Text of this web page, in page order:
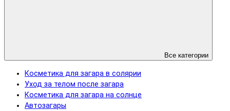
Все категории
Косметика для загара в солярии
Уход за телом после загара
Косметика для загара на солнце
Автозагары